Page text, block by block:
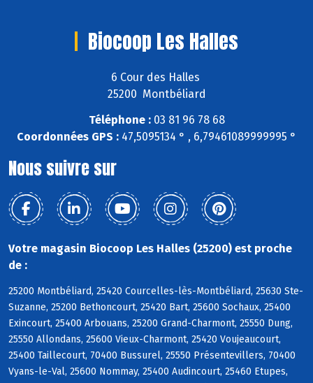
Biocoop Les Halles
6 Cour des Halles
25200 Montbéliard
Téléphone :03 81 96 78 68
Coordonnées GPS : 47,5095134 ° , 6,79461089999995 °
Nous suivre sur
Votre magasin Biocoop Les Halles (25200) est proche
de :
25200 Montbéliard, 25420 Courcelles-lès-Montbéliard, 25630 Ste-
Suzanne, 25200 Bethoncourt, 25420 Bart, 25600 Sochaux, 25400
Exincourt, 25400 Arbouans, 25200 Grand-Charmont, 25550 Dung,
25550 Allondans, 25600 Vieux-Charmont, 25420 Voujeaucourt,
25400 Taillecourt, 70400 Bussurel, 25550 Présentevillers, 70400
Vyans-le-Val, 25600 Nommay, 25400 Audincourt, 25460 Etupes,